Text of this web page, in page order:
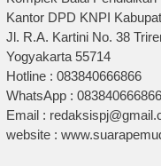
Kantor DPD KNPI
Jl. R.A. Kartini No. 38
Yogyakarta 55714
Hotline : 083840666866
WhatsApp : 083840666866
Email :
website :